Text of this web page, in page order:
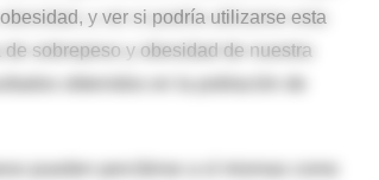
y ver si podría utilizarse esta
sobrepeso y obesidad de nuestra
pueden percibirse a sí mismas como